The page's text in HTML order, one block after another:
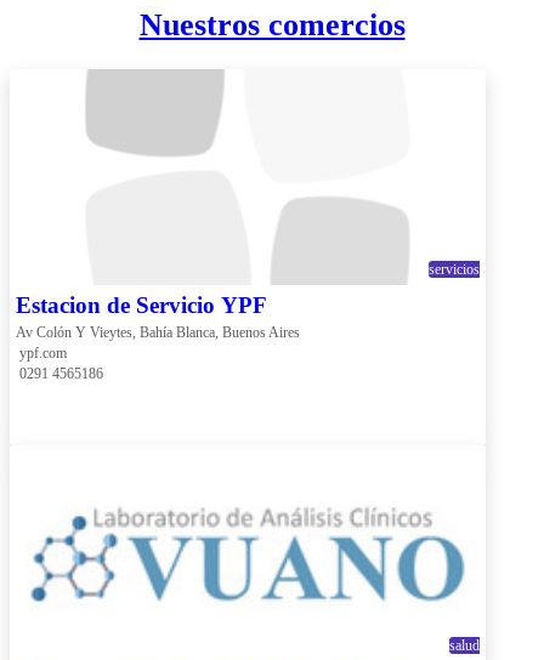
Nuestros comercios
servicios
Estacion de Servicio YPF
Av Colón Y Vieytes, Bahía Blanca, Buenos Aires
ypf.com
0291 4565186
salud